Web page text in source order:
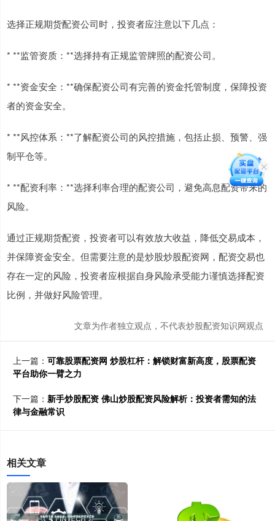
选择正规期货配资公司时，投资者应注意以下几点：
* **监管资质：**选择持有正规监管牌照的配资公司。
* **资金安全：**确保配资公司有完善的资金托管制度，保障投资
者的资金安全。
* **风控体系：**了解配资公司的风控措施，包括止损、预警、强
制平仓等。
* **配资利率：**选择利率合理的配资公司，避免高息配资带来的
风险。
通过正规期货配资，投资者可以有效放大收益，降低交易成本，
并保障资金安全。但需要注意的是炒股炒股配资网，配资交易也
存在一定的风险，投资者应根据自身风险承受能力谨慎选择配资
比例，并做好风险管理。
文章为作者独立观点，不代表炒股配资知识网观点
上一篇： 可靠股票配资网 炒股杠杆：解锁财富新高度，股票配资
平台助你一臂之力
下一篇： 新手炒股配资 佛山炒股配资风险解析：投资者需知的法
律与金融常识
相关文章